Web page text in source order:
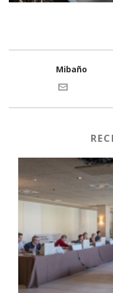
Mibaño